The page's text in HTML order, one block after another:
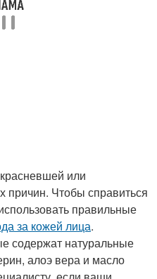
или
причин. Чтобы справиться
правильные
за кожей лица.
содержат натуральные
алоэ вера и масло